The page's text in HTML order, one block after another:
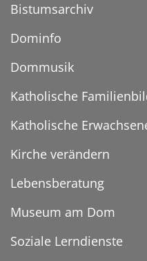
Bistumsarchiv
Dominfo
Dommusik
Katholische
Katholische
Kirche verändern
Lebensberatung
Museum am Dom
Soziale Lerndienste